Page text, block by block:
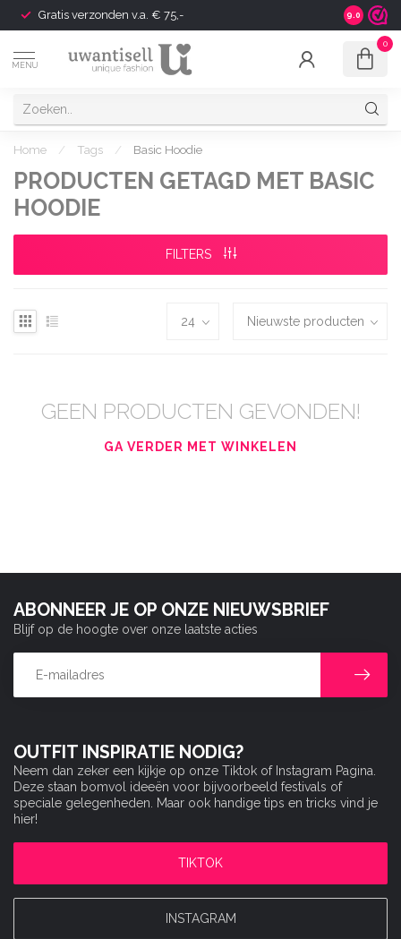
Gratis verzonden v.a. € 75,- Shipping
9.0
MENU
0
Home / Tags / Basic Hoodie
PRODUCTEN GETAGD MET BASIC
HOODIE
FILTERS
GEEN PRODUCTEN GEVONDEN!
GA VERDER MET WINKELEN
OUTFIT INSPIRATIE NODIG?
Neem dan zeker een kijkje op onze Tiktok of Instagram Pagina.
Deze staan bomvol ideeën voor bijvoorbeeld festivals of
speciale gelegenheden. Maar ook handige tips en tricks vind je
hier!
TIKTOK
INSTAGRAM
ABONNEER JE OP ONZE NIEUWSBRIEF
Blijf op de hoogte over onze laatste acties